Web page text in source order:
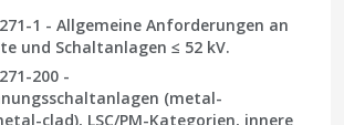
1 - Allgemeine Anforderungen an
und Schaltanlagen ≤ 52 kV.
200-
(metal-
clad), LSC/PM-Kategorien, innere